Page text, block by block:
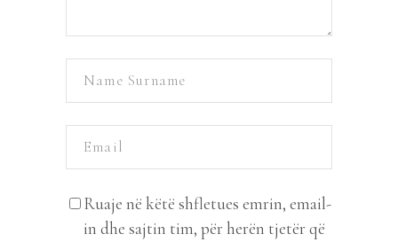
Ruaje në këtë shfletues emrin, email-
in dhe sajtin tim, për herën tjetër që